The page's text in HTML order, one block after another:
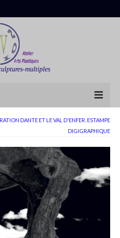
multiples
DANTE ET LE VAL D'ENFER. ESTAMPE
DIGIGRAPHIQUE